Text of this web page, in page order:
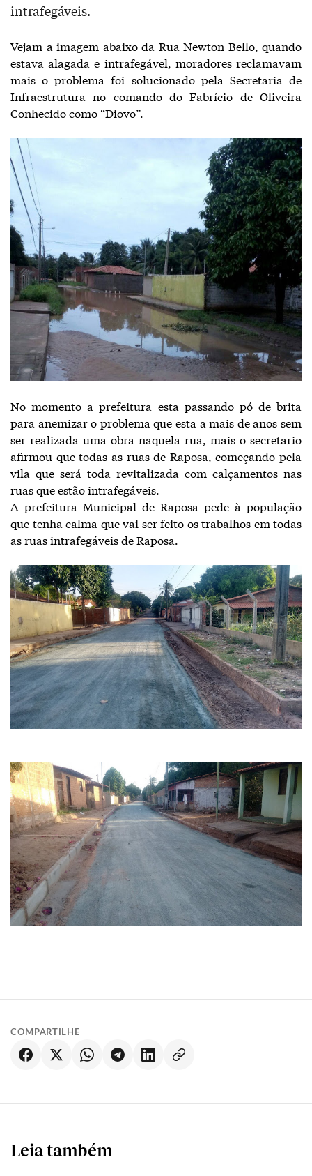
intrafegáveis.
Vejam a imagem abaixo da Rua Newton Bello, quando
estava alagada e intrafegável, moradores reclamavam
mais o problema foi solucionado pela Secretaria de
Infraestrutura no comando do Fabrício de Oliveira
Conhecido como “Diovo”.
No momento a prefeitura esta passando pó de brita
para anemizar o problema que esta a mais de anos sem
ser realizada uma obra naquela rua, mais o secretario
afirmou que todas as ruas de Raposa, começando pela
vila que será toda revitalizada com calçamentos nas
ruas que estão intrafegáveis.
A prefeitura Municipal de Raposa pede à população
que tenha calma que vai ser feito os trabalhos em todas
as ruas intrafegáveis de Raposa.
COMPARTILHE
Leia também